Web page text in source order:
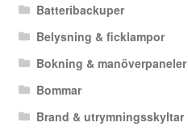
Batteribackuper
Belysning & ficklampor
Bokning & manöverpaneler
Bommar
Brand & utrymningsskyltar